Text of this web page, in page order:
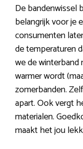
De bandenwissel
belangrijk voor je
consumenten
de temperaturen
we de
warmer wordt
zomerbanden.
apart. Ook vergt
materialen.
maakt het jou